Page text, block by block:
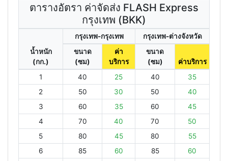
ตารางอัตรา ค่าจัดส่ง FLASH Express
กรุงเทพ (BKK)
น้ำหนัก
(กก.)
กรุงเทพ-กรุงเทพ
กรุงเทพ-ต่างจังหวัด
ขนาด
(ซม)
ค่า
บริการ
ขนาด
(ซม)
ค่าบริการ
1
40 25 40
35
2
50 30 50
40
3
60 35 60
45
4
70 40 70
50
5
80 45 80
55
6
85 60 85
60